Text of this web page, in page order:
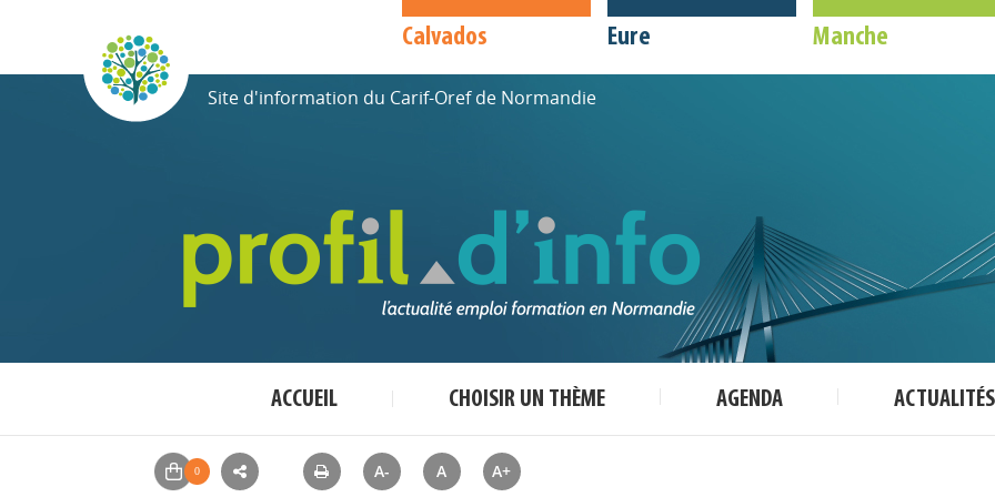
Calvados Eure Manche
Site d'information du Carif-Oref de Normandie
ACCUEIL CHOISIR UN THÈME AGENDA ACTUALITÉS
A- A A+